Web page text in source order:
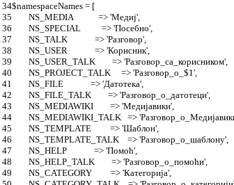
$namespaceNames = [
	NS_MEDIA            => 'Медиј',
	NS_SPECIAL          => 'Посебно',
	NS_TALK             => 'Разговор',
	NS_USER             => 'Корисник',
	NS_USER_TALK        => 'Разговор_са_корисником',
	NS_PROJECT_TALK     => 'Разговор_о_$1',
	NS_FILE             => 'Датотека',
	NS_FILE_TALK        => 'Разговор_о_датотеци',
	NS_MEDIAWIKI        => 'Медијавики',
NS_MEDIAWIKI_TALK   =>
	NS_TEMPLATE         => 'Шаблон',
	NS_TEMPLATE_TALK    => 'Разговор_о_шаблону',
	NS_HELP             => 'Помоћ',
	NS_HELP_TALK        => 'Разговор_о_помоћи',
	NS_CATEGORY         => 'Категорија',